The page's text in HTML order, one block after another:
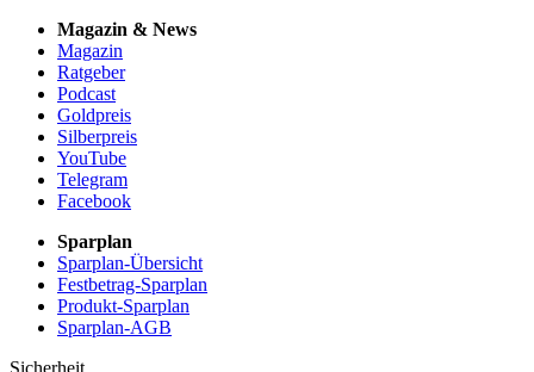
Magazin & News
Magazin
Ratgeber
Podcast
Goldpreis
Silberpreis
YouTube
Telegram
Facebook
Sparplan
Sparplan-Übersicht
Festbetrag-Sparplan
Produkt-Sparplan
Sparplan-AGB
Sicherheit